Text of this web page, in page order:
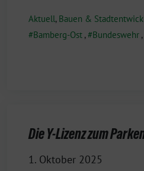
Aktuell, Bauen &
Bamberg-Ost , Bundeswehr ,
Die Y-Lizenz zum
1. Oktober 2025